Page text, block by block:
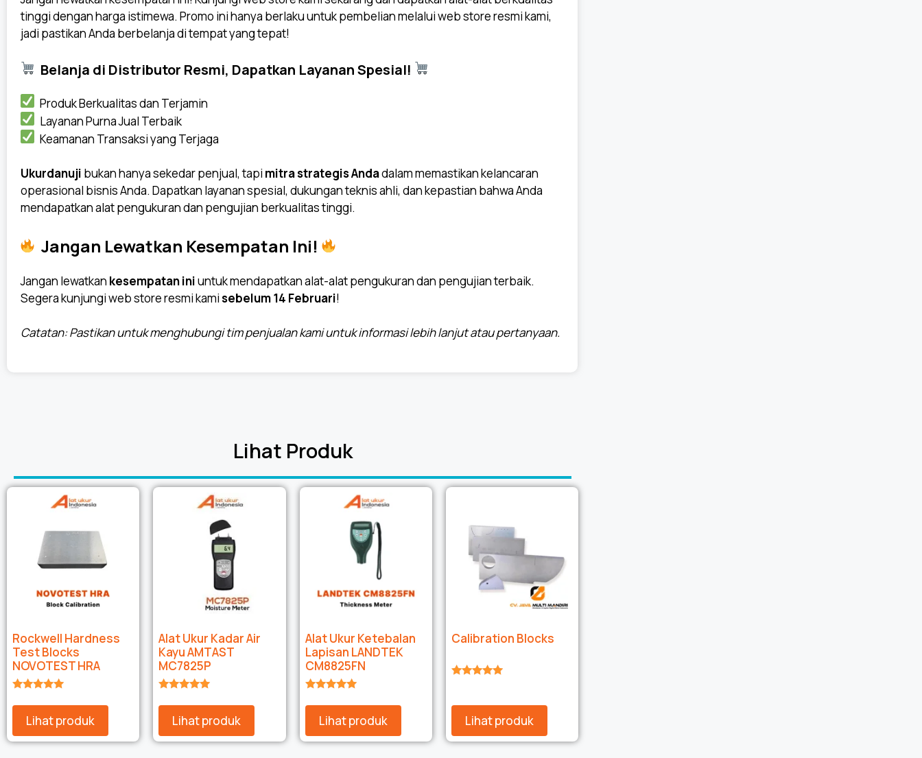
tinggi dengan harga istimewa. Promo ini hanya berlaku untuk pembelian melalui web store resmi kami,
jadi pastikan Anda berbelanja di tempat yang tepat!
Belanja di Distributor Resmi, Dapatkan Layanan Spesial!
Produk Berkualitas dan Terjamin
Layanan Purna Jual Terbaik
Keamanan Transaksi yang Terjaga
Ukurdanuji bukan hanyasekedarpenjual, tapi mitra strategis Andadalam memastikan kelancaran
operasional bisnis Anda. Dapatkan layanan spesial, dukungan teknis ahli, dan kepastian bahwa Anda
mendapatkan alat pengukuran dan pengujian berkualitas tinggi.
Jangan Lewatkan Kesempatan Ini!
Jangan lewatkan kesempatan iniuntuk mendapatkan alat-alat pengukuran dan pengujian terbaik.
Segera kunjungi web store resmi kamisebelum 14 Februari!
Catatan: Pastikan untuk menghubungi tim penjualan kami untuk informasi lebih lanjut atau pertanyaan.
Lihat Produk
Rockwell Hardness
Test Blocks
NOVOTEST HRA
Lihat produk
Alat Ukur Kadar Air
Kayu AMTAST
MC7825P
Lihat produk
Alat Ukur Ketebalan
Lapisan LANDTEK
CM8825FN
Lihat produk
Calibration Blocks
Lihat produk